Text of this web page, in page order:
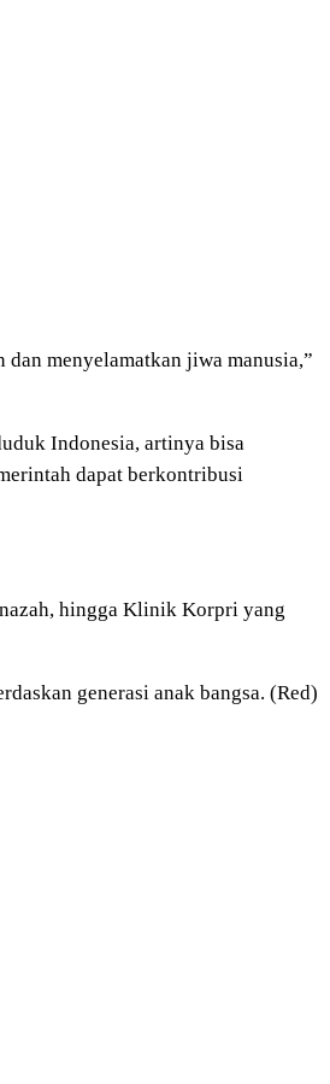
menyelamatkan jiwa manusia,”
Indonesia, artinya bisa
dapat berkontribusi
hingga Klinik Korpri yang
generasi anak bangsa. (Red)